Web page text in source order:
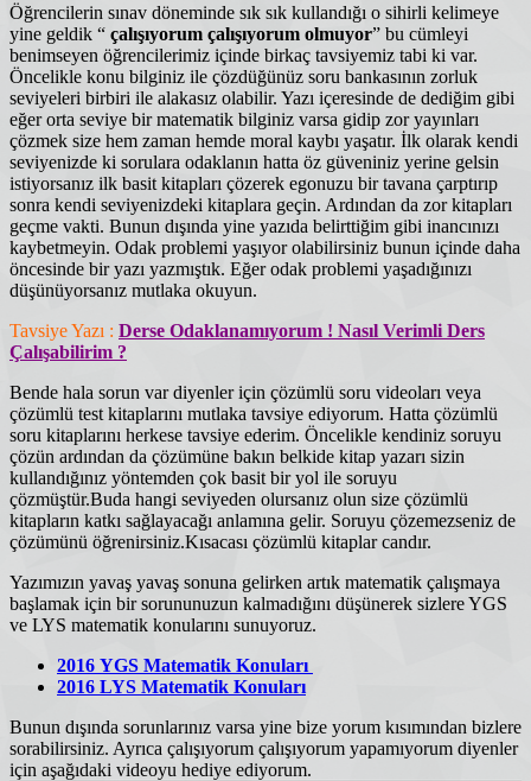
Öğrencilerin sınav döneminde sık sık kullandığı o sihirli kelimeye
yine geldik “ çalışıyorum çalışıyorum olmuyor” bu cümleyi
benimseyen öğrencilerimiz içinde birkaç tavsiyemiz tabi ki var.
Öncelikle konu bilginiz ile çözdüğünüz soru bankasının zorluk
seviyeleri birbiri ile alakasız olabilir. Yazı içeresinde de dediğim gibi
eğer orta seviye bir matematik bilginiz varsa gidip zor yayınları
çözmek size hem zaman hemde moral kaybı yaşatır. İlk olarak kendi
seviyenizde ki sorulara odaklanın hatta öz güveniniz yerine gelsin
istiyorsanız ilk basit kitapları çözerek egonuzu bir tavana çarptırıp
sonra kendi seviyenizdeki kitaplara geçin. Ardından da zor kitapları
geçme vakti. Bunun dışında yine yazıda belirttiğim gibi inancınızı
kaybetmeyin. Odak problemi yaşıyor olabilirsiniz bunun içinde daha
öncesinde bir yazı yazmıştık. Eğer odak problemi yaşadığınızı
düşünüyorsanız mutlaka okuyun.
Tavsiye Yazı : Derse Odaklanamıyorum ! Nasıl Verimli Ders
Çalışabilirim ?
Bende hala sorun var diyenler için çözümlü soru videoları veya
çözümlü test kitaplarını mutlaka tavsiye ediyorum. Hatta çözümlü
soru kitaplarını herkese tavsiye ederim. Öncelikle kendiniz soruyu
çözün ardından da çözümüne bakın belkide kitap yazarı sizin
kullandığınız yöntemden çok basit bir yol ile soruyu
çözmüştür.Buda hangi seviyeden olursanız olun size çözümlü
kitapların katkı sağlayacağı anlamına gelir. Soruyu çözemezseniz de
çözümünü öğrenirsiniz.Kısacası çözümlü kitaplar candır.
Yazımızın yavaş yavaş sonuna gelirken artık matematik çalışmaya
başlamak için bir sorununuzun kalmadığını düşünerek sizlere YGS
ve LYS matematik konularını sunuyoruz.
2016 YGS Matematik Konuları
2016 LYS Matematik Konuları
Bunun dışında sorunlarınız varsa yine bize yorum kısımından bizlere
sorabilirsiniz. Ayrıca çalışıyorum çalışıyorum yapamıyorum diyenler
için aşağıdaki videoyu hediye ediyorum.